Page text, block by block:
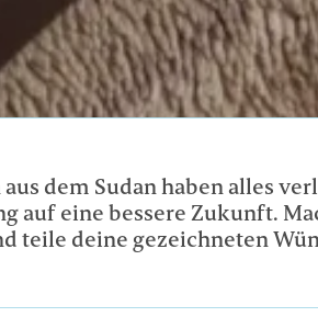
dem Sudan haben alles
auf eine bessere Zukunft.
teile deine gezeichneten